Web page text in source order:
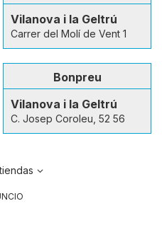
Vilanova i la Geltrú
Carrer del Molí de Vent 1
Bonpreu
Vilanova i la Geltrú
C. Josep Coroleu, 52 56